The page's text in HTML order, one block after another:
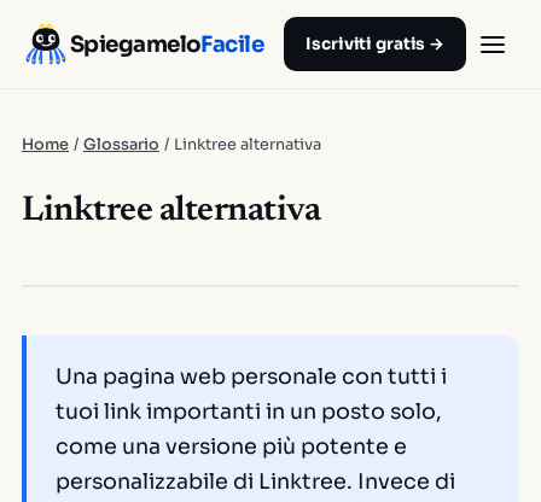
SpiegameloFacile Iscriviti gratis →
Home / Glossario / Linktree alternativa
Linktree alternativa
Una pagina web personale con tutti i
tuoi link importanti in un posto solo,
come una versione più potente e
personalizzabile di Linktree. Invece di